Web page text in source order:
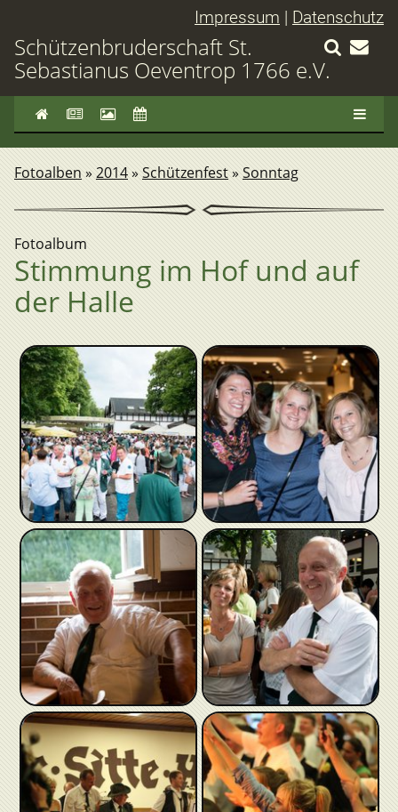
Impressum | Datenschutz
Schützenbruderschaft St.
Sebastianus Oeventrop 1766 e.V.
Fotoalben » 2014» Schützenfest» Sonntag
Fotoalbum
Stimmung im Hof und auf
der Halle